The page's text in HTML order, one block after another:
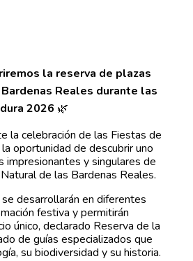
la reserva de plazas
Reales durante las
2026 🌿
la celebración de las Fiestas de
oportunidad de descubrir uno
impresionantes y singulares de
de las Bardenas Reales.
desarrollarán en diferentes
festiva y permitirán
único, declarado Reserva de la
de guías especializados que
su biodiversidad y su historia.